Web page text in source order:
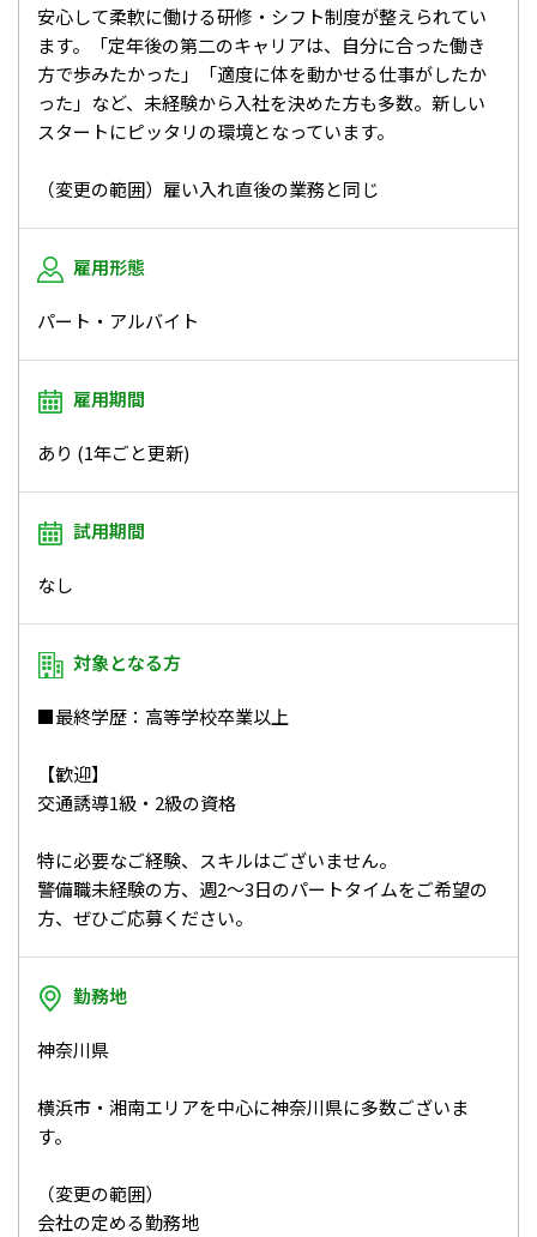
安心して柔軟に働ける研修・シフト制度が整えられてい
ます。「定年後の第二のキャリアは、自分に合った働き
方で歩みたかった」「適度に体を動かせる仕事がしたか
った」など、未経験から入社を決めた方も多数。新しい
スタートにピッタリの環境となっています。
（変更の範囲）雇い入れ直後の業務と同じ
雇用形態
パート・アルバイト
雇用期間
あり (1年ごと更新)
試用期間
なし
対象となる方
■最終学歴：高等学校卒業以上
【歓迎】
交通誘導1級・2級の資格
特に必要なご経験、スキルはございません。
警備職未経験の方、週2～3日のパートタイムをご希望の
方、ぜひご応募ください。
勤務地
神奈川県
横浜市・湘南エリアを中心に神奈川県に多数ございま
す。
（変更の範囲）
会社の定める勤務地